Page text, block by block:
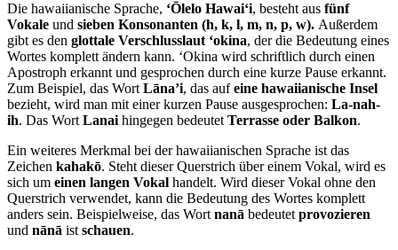
Die hawaiianische Sprache, ʻŌlelo Hawaiʻi, besteht aus fünf
Vokale und sieben Konsonanten (h, k, l, m, n, p, w). Außerdem
gibt es den glottale Verschlusslaut ‘okina, der die Bedeutung eines
Wortes komplett ändern kann. ‘Okina wird schriftlich durch einen
Apostroph erkannt und gesprochen durch eine kurze Pause erkannt.
Zum Beispiel, das Wort Lāna’i, das aufeine hawaiianische Insel
bezieht, wird man mit einer kurzen Pause ausgesprochen: La-nah-
ih. Das Wort Lanai hingegen bedeutet Terrasse oder Balkon.
Ein weiteres Merkmal bei der hawaiianischen Sprache ist das
Zeichen kahakō. Steht dieser Querstrich über einem Vokal, wird es
sich um einen langen Vokal handelt. Wird dieser Vokal ohne den
Querstrich verwendet, kann die Bedeutung des Wortes komplett
anders sein. Beispielweise, das Wort nanā bedeutet provozieren
und nānā ist schauen.